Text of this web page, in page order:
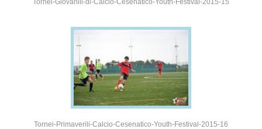
Tornei-Giovanili-di-Calcio-Cesenatico-Youth-Festival-2015-15
Tornei-Primaverili-Calcio-Cesenatico-Youth-Festival-2015-16